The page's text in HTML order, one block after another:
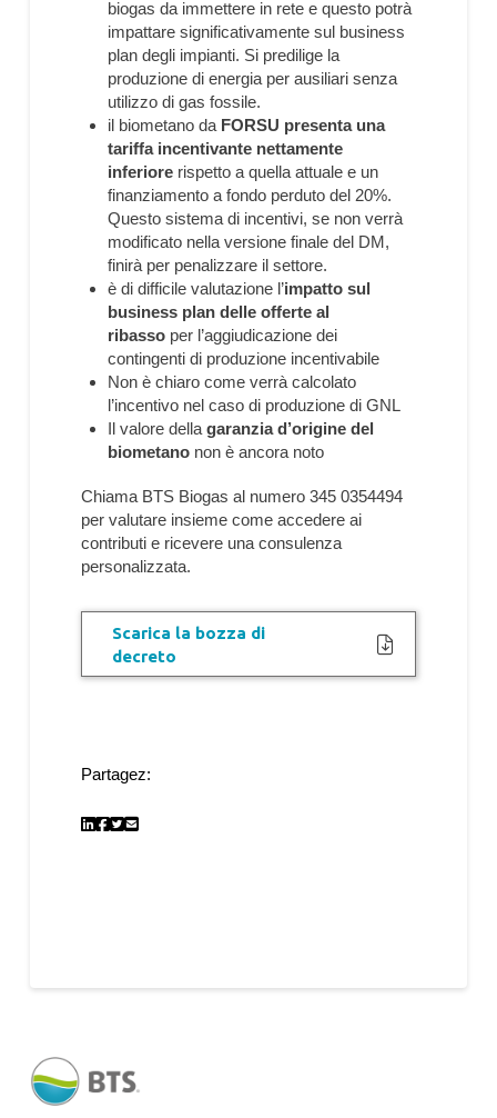
biogas da immettere in rete e questo potrà
impattare significativamente sul business
plan degli impianti. Si predilige la
produzione di energia per ausiliari senza
utilizzo di gas fossile.
il biometano da FORSU presenta una
tariffa incentivante nettamente
inferiore rispetto a quella attuale e un
finanziamento a fondo perduto del 20%.
Questo sistema di incentivi, se non verrà
modificato nella versione finale del DM,
finirà per penalizzare il settore.
è di difficile valutazione l’impatto sul
business plan delle offerte al
ribasso per l’aggiudicazione dei
contingenti di produzione incentivabile
Non è chiaro come verrà calcolato
l’incentivo nel caso di produzione di GNL
Il valore dellagaranzia d’origine del
biometano non è ancora noto
Chiama BTS Biogas al numero 345 0354494
per valutare insieme come accedere ai
contributi e ricevere una consulenza
personalizzata.
Scarica la bozza di
decreto
Partagez: